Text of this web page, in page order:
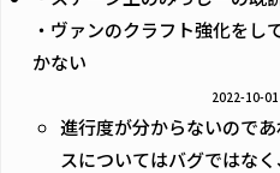
・ヴァンのクラフト強化を
かない
2022-10-
進行度が分からないので
スについてはバグではな